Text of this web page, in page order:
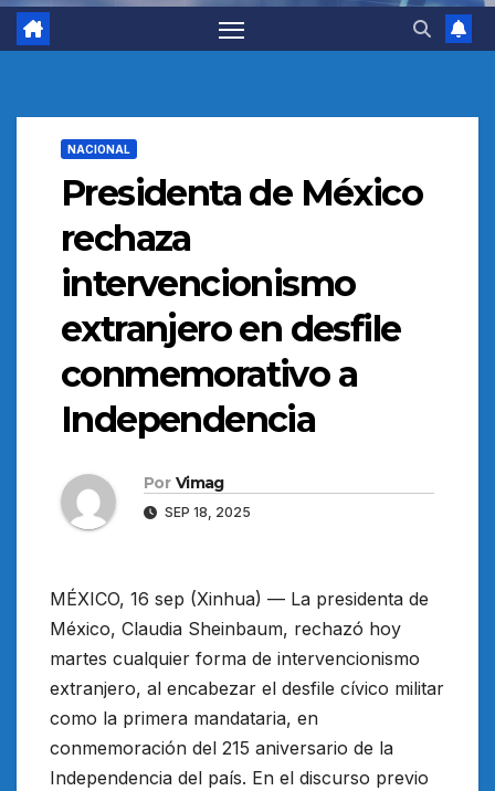
NACIONAL
Presidenta de México
rechaza
intervencionismo
extranjero en desfile
conmemorativo a
Independencia
Por Vimag
SEP 18, 2025
MÉXICO, 16 sep (Xinhua) — La presidenta de
México, Claudia Sheinbaum, rechazó hoy
martes cualquier forma de intervencionismo
extranjero, al encabezar el desfile cívico militar
como la primera mandataria, en
conmemoración del 215 aniversario de la
Independencia del país. En el discurso previo